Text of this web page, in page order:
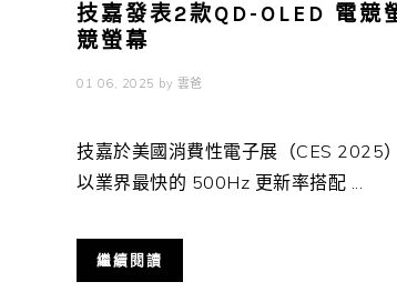
技嘉發表2款QD-OLED 電
競螢幕
01 06, 2025 by 雲爸
技嘉於美國消費性電子展（CES 2025
以業界最快的 500Hz 更新率搭配 ...
繼續閱讀